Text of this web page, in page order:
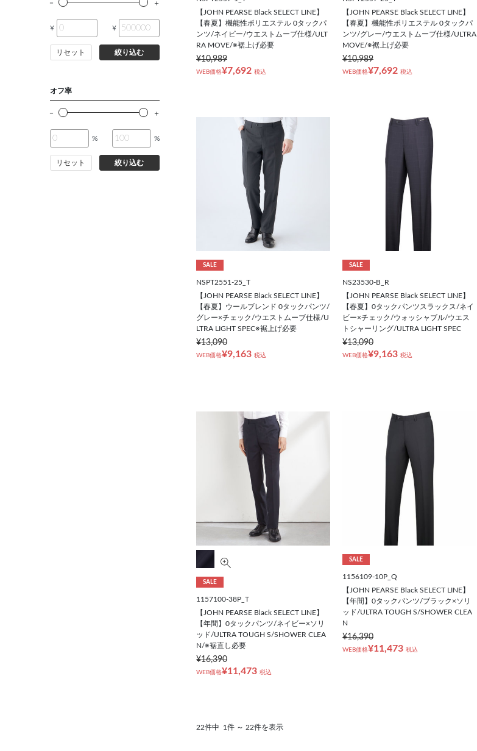
BB8(185㎝/100㎝)
E5(170㎝/100㎝)
E6(175㎝/102㎝)
E7(180㎝/104㎝)
¥ ¥
リセット 絞り込む
オフ率
% %
リセット 絞り込む
【JOHN PEARSE Black SELECT LINE】
【春夏】機能性ポリエステル 0タックパ
ンツ/ネイビー/ウエストムーブ仕様/ULT
RA MOVE/※裾上げ必要
¥10,989
WEB価格¥7,692 税込
【JOHN PEARSE Black SELECT LINE】
【春夏】機能性ポリエステル 0タックパ
ンツ/グレー/ウエストムーブ仕様/ULTRA
MOVE/※裾上げ必要
¥10,989
WEB価格¥7,692 税込
SALE
NSPT2551-25_T
【JOHN PEARSE Black SELECT LINE】
【春夏】ウールブレンド 0タックパンツ/
グレー×チェック/ウエストムーブ仕様/U
LTRA LIGHT SPEC※裾上げ必要
¥13,090
WEB価格¥9,163 税込
SALE
NS23530-B_R
【JOHN PEARSE Black SELECT LINE】
【春夏】0タックパンツスラックス/ネイ
ビー×チェック/ウォッシャブル/ウエス
トシャーリング/ULTRA LIGHT SPEC
¥13,090
WEB価格¥9,163 税込
SALE
1157100-38P_T
【JOHN PEARSE Black SELECT LINE】
【年間】0タックパンツ/ネイビー×ソリ
ッド/ULTRA TOUGH S/SHOWER CLEA
N/※裾直し必要
¥16,390
WEB価格¥11,473 税込
SALE
1156109-10P_Q
【JOHN PEARSE Black SELECT LINE】
【年間】0タックパンツ/ブラック×ソリ
ッド/ULTRA TOUGH S/SHOWER CLEA
N
¥16,390
WEB価格¥11,473 税込
22件中 1件 ～ 22件を表示